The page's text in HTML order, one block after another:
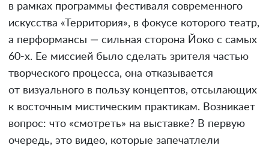
в рамках программы фестиваля современного
искусства «Территория», в фокусе которого театр,
а перформансы — сильная сторона Йоко с самых
60-х. Ее миссией было сделать зрителя частью
творческого процесса, она отказывается
от визуального в пользу концептов, отсылающих
к восточным мистическим практикам. Возникает
вопрос: что «смотреть» на выставке? В первую
очередь, это видео, которые запечатлели